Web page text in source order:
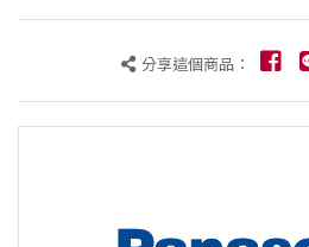
分享這個商品：